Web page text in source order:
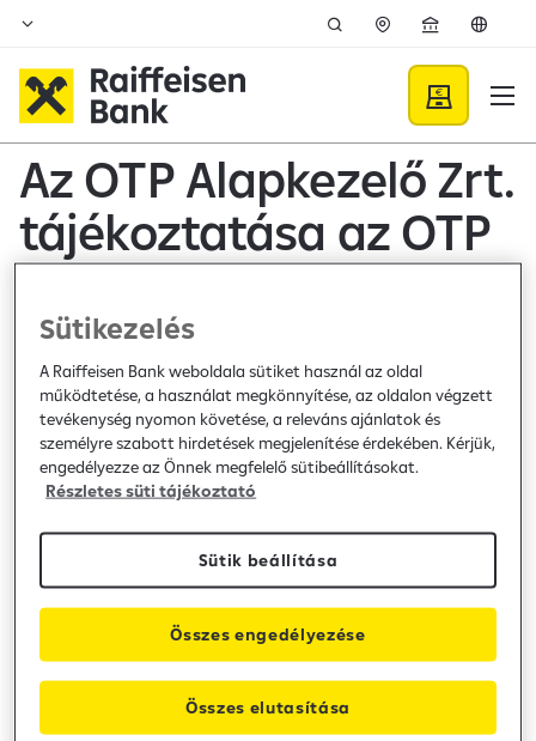
Ugrás a fő tartalomhoz
Közzétételek - Raiffeisen
Az OTP Alapkezelő Zrt.
tájékoztatása az OTP
Orosz Részvény
Alapból történő
kifizetésről
Bank közzététel / 2025. október 15.
Hirdetmény
Kapcsolat
Telefon: +36 80 488 588
Közzétételek
Sütikezelés
A Raiffeisen Bank weboldala sütiket használ az oldal
működtetése, a használat megkönnyítése, az oldalon végzett
tevékenység nyomon követése, a releváns ajánlatok és
személyre szabott hirdetések megjelenítése érdekében. Kérjük,
engedélyezze az Önnek megfelelő sütibeállításokat.
Részletes süti tájékoztató
Sütik beállítása
Összes elutasítása
Összes engedélyezése